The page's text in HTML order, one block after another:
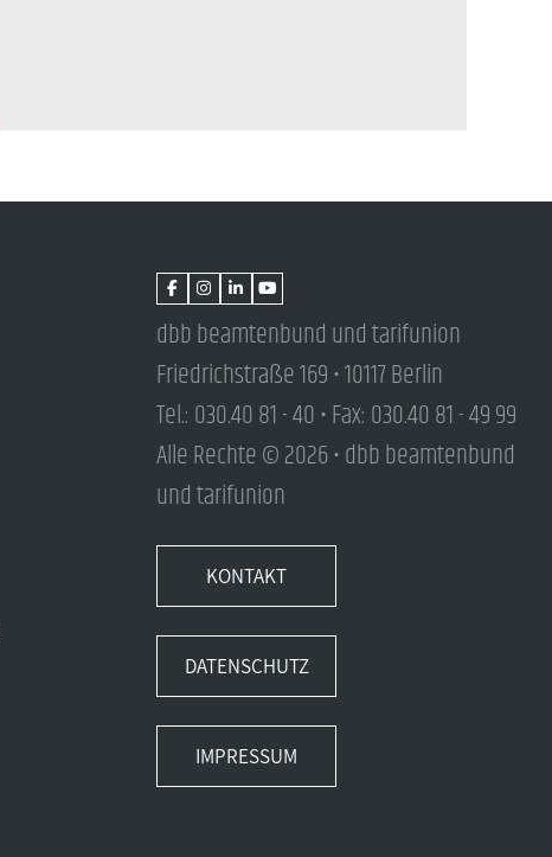
dbb beamtenbund und tarifunion
Friedrichstraße 169 • 10117 Berlin
Tel.: 030.40 81 - 40 • Fax: 030.40 81 - 49 99
Alle Rechte © 2026 • dbb beamtenbund
und tarifunion
KONTAKT
DATENSCHUTZ
IMPRESSUM